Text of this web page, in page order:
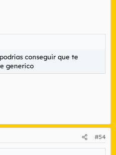
conseguir que te
generico
#54